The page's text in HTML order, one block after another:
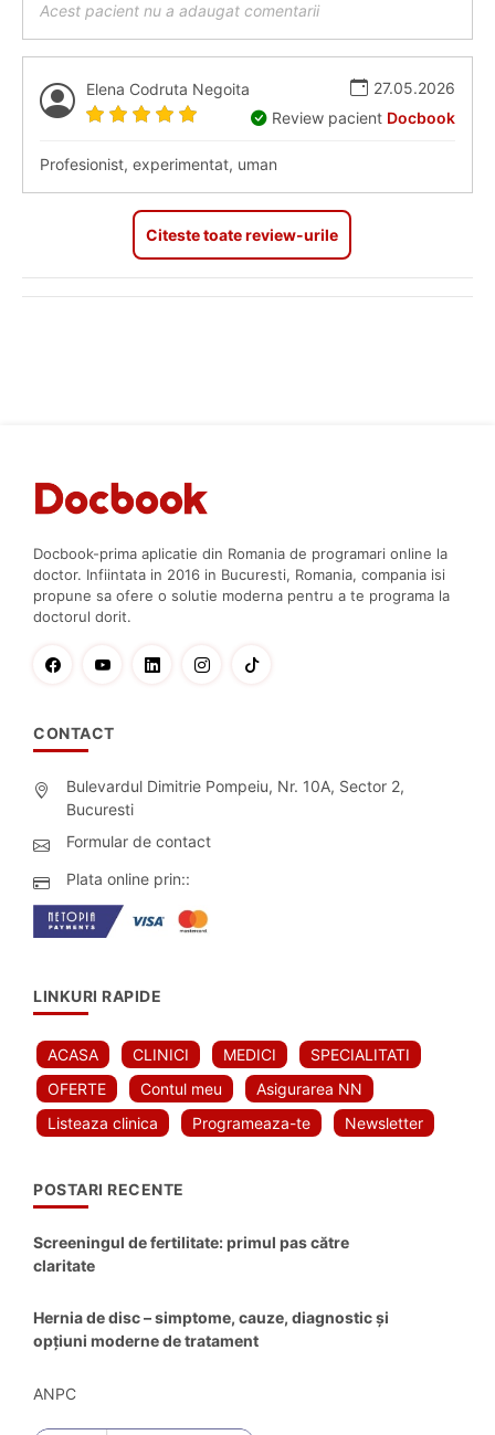
Acest pacient nu a adaugat comentarii
Elena Codruta Negoita
27.05.2026
Review pacient Docbook
Profesionist, experimentat, uman
Citeste toate review-urile
Docbook-prima aplicatie din Romania de programari online la
doctor. Infiintata in 2016 in Bucuresti, Romania, compania isi
propune sa ofere o solutie moderna pentru a te programa la
doctorul dorit.
CONTACT
Bulevardul Dimitrie Pompeiu, Nr. 10A, Sector 2,
Bucuresti
Formular de contact
Plata online prin::
LINKURI RAPIDE
ACASA CLINICI MEDICI
SPECIALITATI
OFERTE
Contul meu
Asigurarea NN
Listeaza clinica
Programeaza-te Newsletter
POSTARI RECENTE
Screeningul de fertilitate: primul pas către
claritate
Hernia de disc – simptome, cauze, diagnostic și
opțiuni moderne de tratament
ANPC